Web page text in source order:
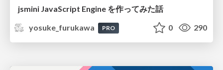
jsmini JavaScript Engine を作ってみた話
yosuke_furukawa
PRO 0 290